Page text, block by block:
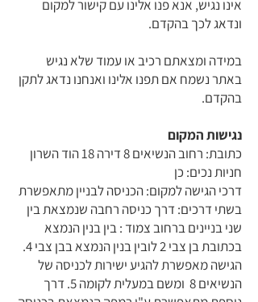
אינו נגיש, אנא פנו אלינו עם קישור למקום
ונדאג לכך בהקדם.
במידה ומצאתם רכיב או עמוד שלא נגיש
באתר נשמח אם תפנו אלינו ואנחנו נדאג לתקן
בהקדם.
נגישות המקום
כתובת: רחוב הנשיאים 8 דירה 18 הוד השרון
חניות נכים: כן
דרכי הגישה למקום: הכניסה לבניין מתאפשרת
בשתי דרכים: דרך כניסה רחבה שנמצאת בין
שני בניינים ברחוב צמוד : בין בנין הנמצא
בכתובת בן צבי 2 לובין בנין הנמצא בבן צבי 4.
הגישה מאפשרת להגיע ישירות לכניסה של
הנשיאים 8 ומשם במעלית לקומה 5. דרך